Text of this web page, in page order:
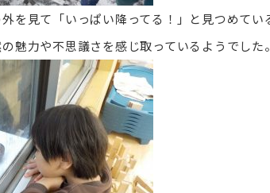
を見て「いっぱい降ってる！」と見つめて
魅力や不思議さを感じ取っているようでした。